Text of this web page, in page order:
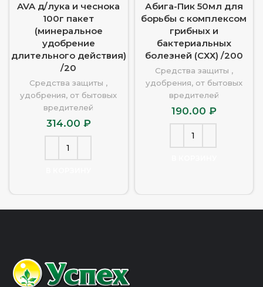
AVA д/лука и чеснока
100г пакет
(минеральное
удобрение
длительного действия)
/20
Средства защиты ,
удобрения, от бытовых
вредителей
314.00 ₽
Абига-Пик 50мл для
борьбы с комплексом
грибных и
бактериальных
болезней (СХХ) /200
Средства защиты ,
удобрения, от бытовых
вредителей
190.00 ₽